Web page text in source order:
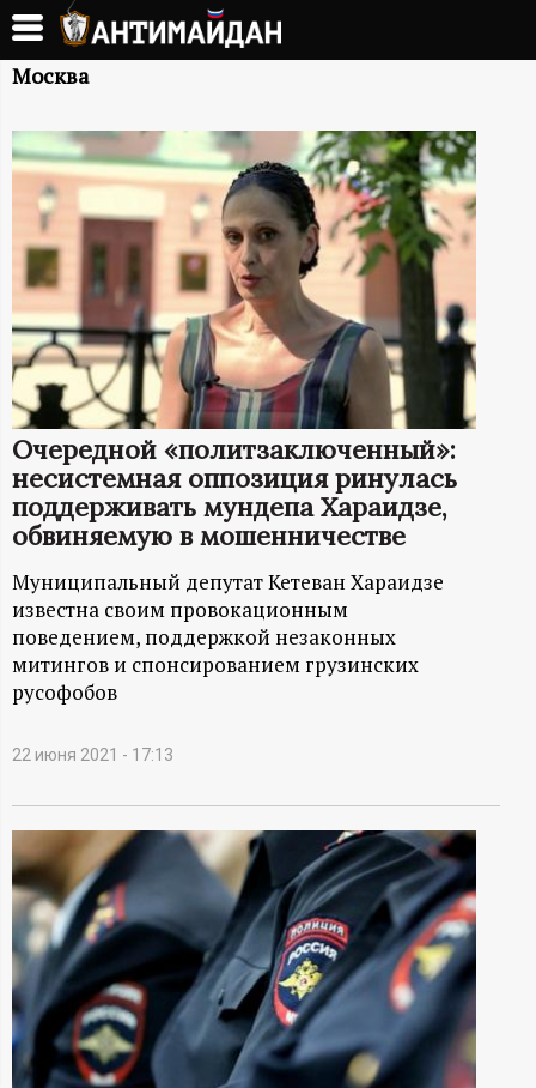
Перейти
основному
А
Н
И
М
А
Й
Д
А
Н
-
и
н
ф
о
р
м
а
Москва
Очередной «политзаключенный»:
несистемная оппозиция ринулась
поддерживать мундепа Хараидзе,
обвиняемую в мошенничестве
Муниципальный депутат Кетеван Хараидзе
известна своим провокационным
поведением, поддержкой незаконных
митингов и спонсированием грузинских
русофобов
22 июня 2021 - 17:13